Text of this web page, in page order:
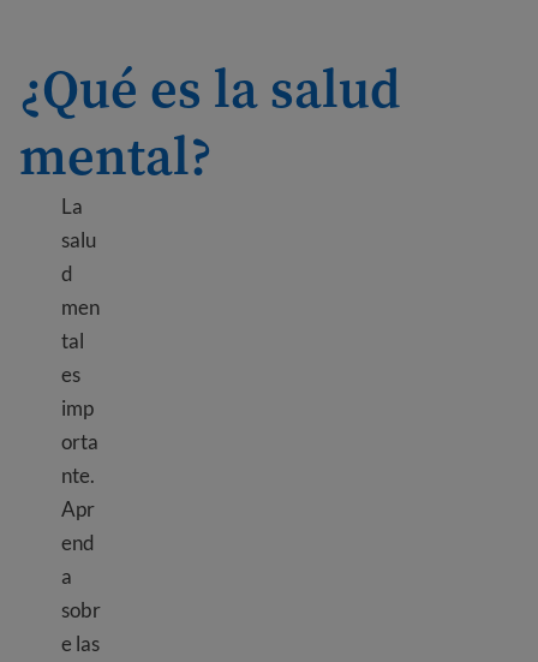
¿Qué es la salud
mental?
La
salu
d
men
tal
es
imp
orta
nte.
Apr
end
a
sobr
e las